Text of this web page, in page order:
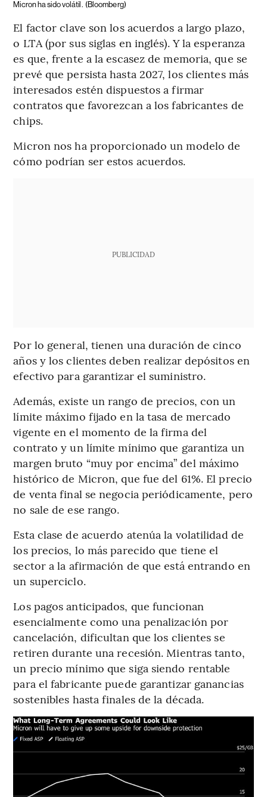
Micron ha sido volátil. (Bloomberg)
El factor clave son los acuerdos a largo plazo,
o LTA (por sus siglas en inglés). Y la esperanza
es que, frente a la escasez de memoria, que se
prevé que persista hasta 2027, los clientes más
interesados estén dispuestos a firmar
contratos que favorezcan a los fabricantes de
chips.
Micron nos ha proporcionado un modelo de
cómo podrían ser estos acuerdos.
PUBLICIDAD
Por lo general, tienen una duración de cinco
años y los clientes deben realizar depósitos en
efectivo para garantizar el suministro.
Además, existe un rango de precios, con un
límite máximo fijado en la tasa de mercado
vigente en el momento de la firma del
contrato y un límite mínimo que garantiza un
margen bruto “muy por encima” del máximo
histórico de Micron, que fue del 61%. El precio
de venta final se negocia periódicamente, pero
no sale de ese rango.
Esta clase de acuerdo atenúa la volatilidad de
los precios, lo más parecido que tiene el
sector a la afirmación de que está entrando en
un superciclo.
Los pagos anticipados, que funcionan
esencialmente como una penalización por
cancelación, dificultan que los clientes se
retiren durante una recesión. Mientras tanto,
un precio mínimo que siga siendo rentable
para el fabricante puede garantizar ganancias
sostenibles hasta finales de la década.